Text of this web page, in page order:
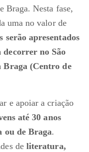
Braga. Nesta fase,
uma no valor de
serão apresentados
no São
Braga (Centro de
e apoiar a criação
até 30 anos
ou de Braga.
deliteratura,